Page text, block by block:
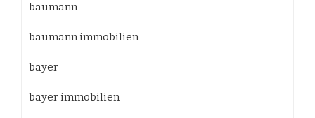
baumann
baumann immobilien
bayer
bayer immobilien